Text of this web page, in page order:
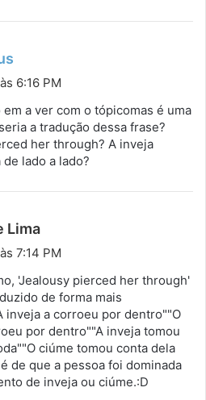
s
e
:
6:16 PM
em a ver com o tópicomas é uma
a tradução dessa frase?
her through? A inveja
lado a lado?
Lima
s
e
:
7:14 PM
'Jealousy pierced her through'
de forma mais
inveja a corroeu por dentro""O
por dentro""A inveja tomou
ciúme tomou conta dela
de que a pessoa foi dominada
de inveja ou ciúme.:D